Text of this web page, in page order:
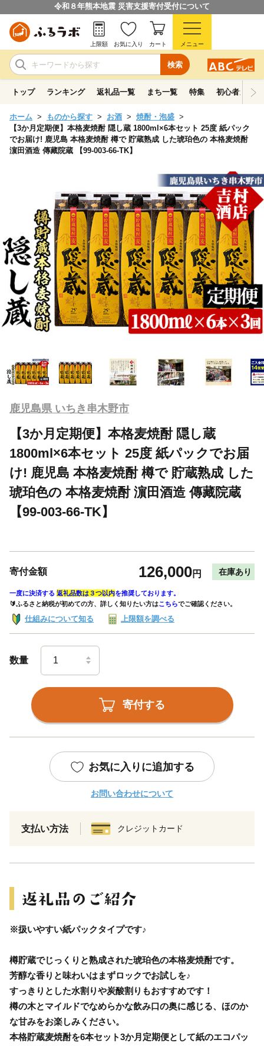
令和８年熊本地震 災害支援寄付受付について
検索
上限額 お気に入り カート メニュー
トップ ランキング 返礼品一覧 まち一覧 特集 初心者ガイド
ホーム ものから探す お酒
焼酎・泡盛
【3か月定期便】本格麦焼酎 隠し蔵 1800ml×6本セット 25度 紙パック
でお届け! 鹿児島 本格麦焼酎 樽で 貯蔵熟成 した琥珀色の 本格麦焼酎
濵田酒造 傳藏院蔵 【99-003-66-TK】
鹿児島県 いちき串木野市
【3か月定期便】本格麦焼酎 隠し蔵
1800ml×6本セット 25度 紙パックでお届
け! 鹿児島 本格麦焼酎 樽で 貯蔵熟成 した
琥珀色の 本格麦焼酎 濵田酒造 傳藏院蔵
【99-003-66-TK】
寄付金額 126,000円 在庫あり
一度に決済する 返礼品数は３つ以内を推奨しております。
🔰ふるさと納税が初めての方、詳しく知りたい方はこちらでご確認ください。
仕組みについて知る 上限額を調べる
数量
寄付する
お気に入りに追加する
お問い合わせについて
支払い方法 クレジットカード
※扱いやすい紙パックタイプです♪
樽貯蔵でじっくりと熟成された琥珀色の本格麦焼酎です。
芳醇な香りと味わいはまずロックでお試しを♪
すっきりとした水割りや炭酸割りもおすすめです！
樽の木とマイルドでなめらかな飲み口の奥に感じる、ほのか
な甘みをお楽しみください。
本格貯蔵麦焼酎を6本セット3か月定期便として紙のエコパッ